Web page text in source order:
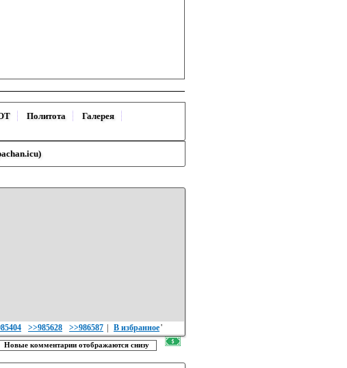
Политота
Галерея
>>985628 >>986587 В избранное'
Новые комментарии отображаются снизу